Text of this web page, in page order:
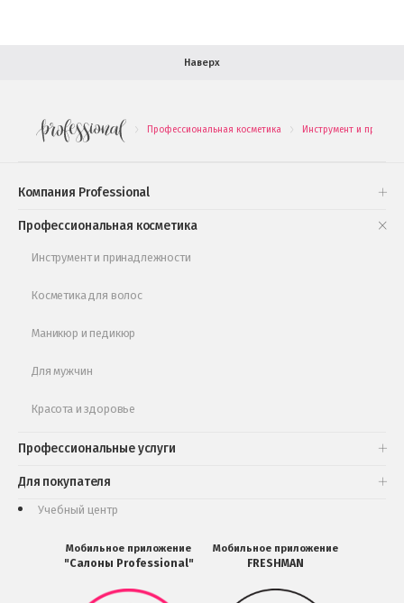
Наверх
. Профессиональная косметика . Инструмент и
Компания Professional
Профессиональная косметика
Инструмент и принадлежности
Косметика для волос
Маникюр и педикюр
Для мужчин
Красота и здоровье
Профессиональные услуги
Для покупателя
Подарочные наборы
Обучающее видео
Учебный центр
Мобильное приложение
"Салоны Professional"
Мобильное
Мобильное приложение
FRESHMAN
Мобильное